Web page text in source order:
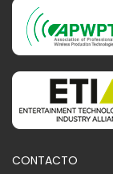
CONTACTO